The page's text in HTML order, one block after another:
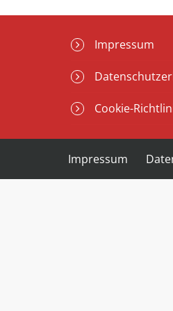
Impressum
Cookie-
Impressum